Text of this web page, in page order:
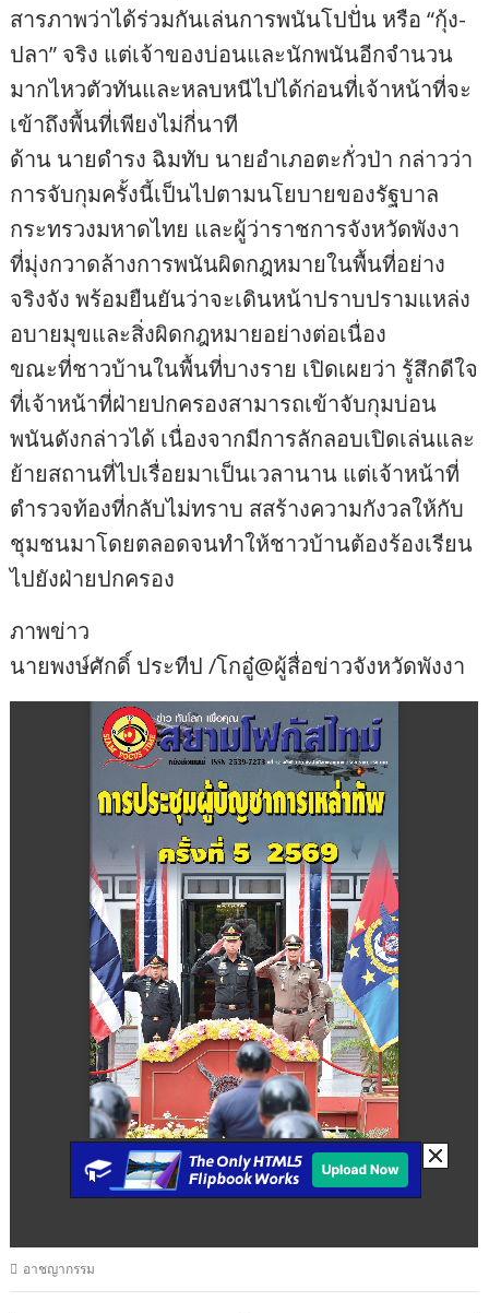
สารภาพว่าได้ร่วมกันเล่นการพนันโปปั่น หรือ “กุ้ง-
ปลา” จริง แต่เจ้าของบ่อนและนักพนันอีกจำนวน
มากไหวตัวทันและหลบหนีไปได้ก่อนที่เจ้าหน้าที่จะ
เข้าถึงพื้นที่เพียงไม่กี่นาที
ด้าน นายดำรง ฉิมทับ นายอำเภอตะกั่วป่า กล่าวว่า
การจับกุมครั้งนี้เป็นไปตามนโยบายของรัฐบาล
กระทรวงมหาดไทย และผู้ว่าราชการจังหวัดพังงา
ที่มุ่งกวาดล้างการพนันผิดกฎหมายในพื้นที่อย่าง
จริงจัง พร้อมยืนยันว่าจะเดินหน้าปราบปรามแหล่ง
อบายมุขและสิ่งผิดกฎหมายอย่างต่อเนื่อง
ขณะที่ชาวบ้านในพื้นที่บางราย เปิดเผยว่า รู้สึกดีใจ
ที่เจ้าหน้าที่ฝ่ายปกครองสามารถเข้าจับกุมบ่อน
พนันดังกล่าวได้ เนื่องจากมีการลักลอบเปิดเล่นและ
ย้ายสถานที่ไปเรื่อยมาเป็นเวลานาน แต่เจ้าหน้าที่
ตำรวจท้องที่กลับไม่ทราบ สสร้างความกังวลให้กับ
ชุมชนมาโดยตลอดจนทำให้ชาวบ้านต้องร้องเรียน
ไปยังฝ่ายปกครอง
ภาพข่าว
นายพงษ์ศักดิ์ ประทีป /โกอู๋@ผู้สื่อข่าวจังหวัดพังงา
อาชญากรรม